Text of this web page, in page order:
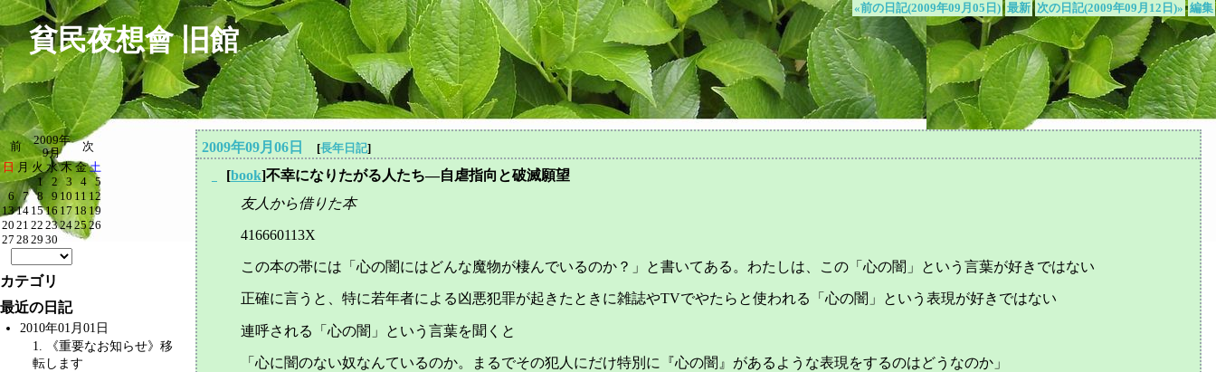
«前の日記(2009年09月05日) 最新 次の日記(2009年09月12日)» 編集
貧民夜想會 旧館
2009年09月06日 [長年日記]
[book]不幸になりたがる人たち—自虐指向と破滅願望
友人から借りた本
416660113X
この本の帯には「心の闇にはどんな魔物が棲んでいるのか？」と書いてある。わたしは、この「心の闇」という言葉が好きではない
正確に言うと、特に若年者による凶悪犯罪が起きたときに雑誌やTVでやたらと使われる「心の闇」という表現が好きではない
連呼される「心の闇」という言葉を聞くと
「心に闇のない奴なんているのか。まるでその犯人にだけ特別に『心の闇』があるような表現をするのはどうなのか」
前
2009年
9月
次
日 月 火 水 木 金 土
1 2 3 4 5
6
7 8 9 10 11 12
1314 1516 1718 19
20 21 22 23242526
27 28 29 30
カテゴリ
最近の日記
2010年01月01日
1
. 《重要なお知らせ》移
転します